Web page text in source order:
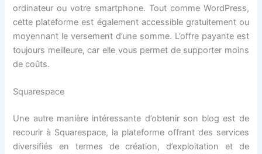
ordinateur ou votre smartphone. Tout comme WordPress,
cette plateforme est également accessible gratuitement ou
moyennant le versement d’une somme. L’offre payante est
toujours meilleure, car elle vous permet de supporter moins
de coûts.
Squarespace
Une autre manière intéressante d’obtenir son blog est de
recourir à Squarespace, la plateforme offrant des services
diversifiés en termes de création, d’exploitation et de